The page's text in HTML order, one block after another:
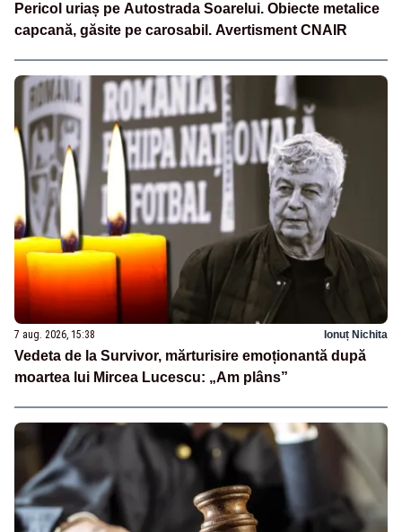
Pericol uriaș pe Autostrada Soarelui. Obiecte metalice
capcană, găsite pe carosabil. Avertisment CNAIR
7 aug. 2026, 15:38 Ionuț Nichita
Vedeta de la Survivor, mărturisire emoționantă după
moartea lui Mircea Lucescu: „Am plâns”